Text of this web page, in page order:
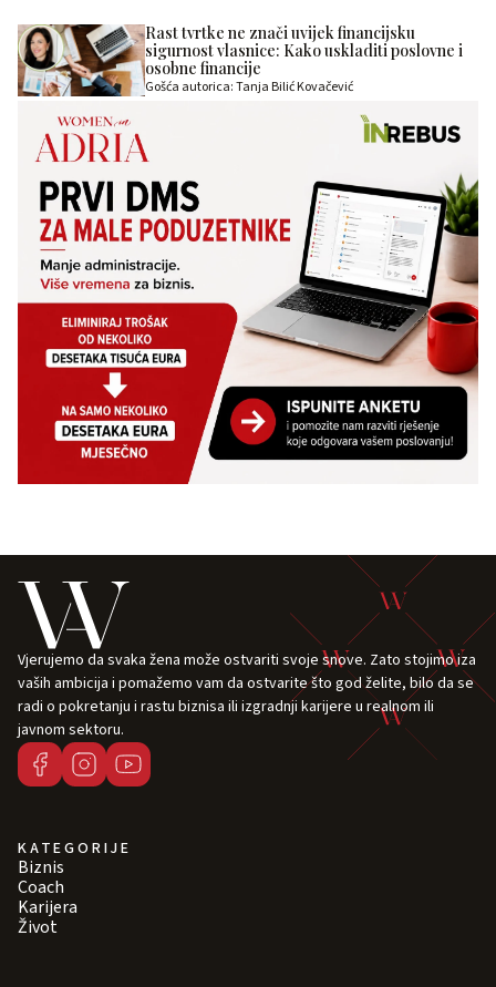
Rast tvrtke ne znači uvijek financijsku
sigurnost vlasnice: Kako uskladiti poslovne i
osobne financije
Gošća autorica: Tanja Bilić Kovačević
Vjerujemo da svaka žena može ostvariti svoje snove. Zato stojimo iza
vaših ambicija i pomažemo vam da ostvarite što god želite, bilo da se
radi o pokretanju i rastu biznisa ili izgradnji karijere u realnom ili
javnom sektoru.
KATEGORIJE
Biznis
Coach
Karijera
Život